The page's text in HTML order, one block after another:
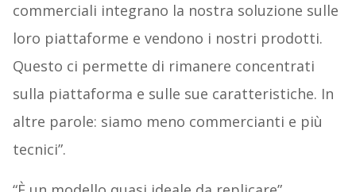
commerciali integrano la nostra soluzione sulle
loro piattaforme e vendono i nostri prodotti.
Questo ci permette di rimanere concentrati
sulla piattaforma e sulle sue caratteristiche. In
altre parole: siamo meno commercianti e più
tecnici”.